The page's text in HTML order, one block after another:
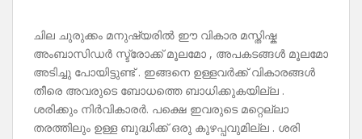
ചില ചുരുക്കം മനുഷ്യരിൽ ഈ വികാര മസ്തിഷ്ക
അംബാസിഡർ സ്ട്രോക്ക് മൂലമോ , അപകടങ്ങൾ മൂലമോ
അടിച്ചു പോയിട്ടുണ്ട് . ഇങ്ങനെ ഉള്ളവർക്ക് വികാരങ്ങൾ
തീരെ അവരുടെ ബോധത്തെ ബാധിക്കുകയില്ല .
ശരിക്കും നിർവികാരർ. പക്ഷെ ഇവരുടെ മറ്റെല്ലാ
തരത്തിലും ഉള്ള ബുദ്ധിക്ക് ഒരു കുഴപ്പവുമില്ല . ശരി